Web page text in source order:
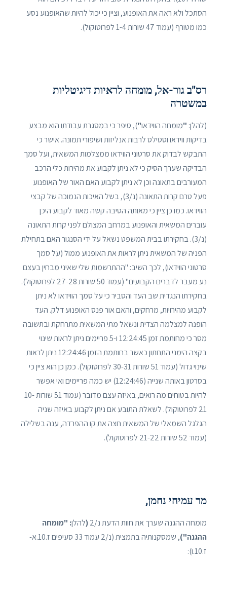
הסתכל ולא ראה את האופנוע, וציין כי יכול להיות שהאופנוע נסע
כמו מטורף (עמוד 47 שורות 1-4 לפרוטוקול).
רס"ב גור-אל, מומחה לראיות דיגיטליות
במשטרה
(להלן: "מומחה הווידאו"), סיפר כי במסגרת עבודתו הוא מבצע
בדיקות ווידאו וסטילס לרבות אנליזות ושיפורי תמונה. אישר כי
התבקש לבדוק את סרטוני הווידאו ממצלמות המשאית, ועל סמך
הבדיקה שערך הסיק כי לא ניתן לקבוע את מהירות כלי הרכב
המעורבים בתאונה וכן לא ניתן לקבוע האם האור של האופנוע
פעל טרם קרות התאונה (נ/3), בשל האיכות הנמוכה של קבצי
הווידאו. כמו כן ציין כי מאותה הסיבה קשה מאוד לקבוע היכן
עוברים המשאית והאופנוע במרחב המצולם לפני קרות התאונה
(נ/3). בחקירתו בבית המשפט נשאל על ידי הסנגור האם בתחילת
הפניה של המשאית ניתן לראות את האופנוע ממול (על סמך
סרטוני הווידאו), לכך השיב: "ההתרשמות שלי שאיני מבחין בעצם
נע מעבר לדברים הקבועים" (עמוד 50 שורות 27-28 לפרוטוקול).
בחקירתו הנגדית שב העד והסביר כי על סמך הווידאו לא ניתן
לקבוע מהירויות, מרחקים, והאם אור פנס האופנוע דלק. העד
הופנה למצלמה הצדית ונשאל מתי המשאית מתרחקת ובתשובה
מסר כי מחותמת זמן 12:24:45 ו-5 פריימים ניתן לראות שינוי
בקצה הימני התחתון כאשר בחותמת הזמן 12:24:46 ניתן לראות
שינוי גדול (עמוד 51 שורות 30-31 לפרוטוקול). כמן כן הוא ציין כי
בסרטון באותה שנייה (12:24:46) יש כמה פריימים ואי אפשר
להיות בטוחים מה רואים, באיזה עצם מדובר (עמוד 51 שורות 10-
21 לפרוטוקול). לשאלת התובע אם ניתן לקבוע באיזה שניה
הגלגל השמאלי של המשאית חצה את קו ההפרדה, ענה בשלילה
(עמוד 52 שורות 21-22 לפרוטוקול).
מר עמיחי נחמן,
מומחה ההגנה שערך את חוות הדעת נ/2 (להלן: "מומחה
ההגנה")
, שמסקנותיה בתמצית (נ/2 עמוד 33 סעיפים ז.10.א-
ז.10.ו):